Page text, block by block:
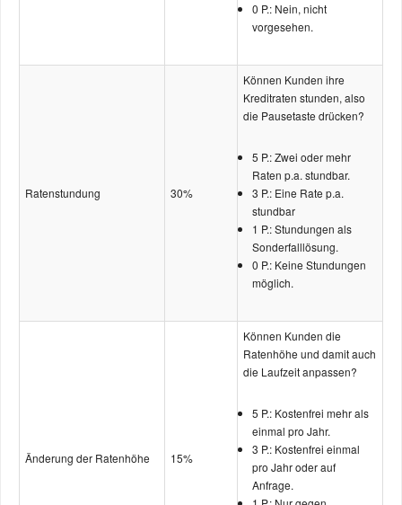
0 P.: Nein, nicht
vorgesehen.
Ratenstundung 30%
Können Kunden ihre
Kreditraten stunden, also
die Pausetaste drücken?
5 P.: Zwei oder mehr
Raten p.a. stundbar.
3 P.: Eine Rate p.a.
stundbar
1 P.: Stundungen als
Sonderfalllösung.
0 P.: Keine Stundungen
möglich.
Änderung der Ratenhöhe 15%
Können Kunden die
Ratenhöhe und damit auch
die Laufzeit anpassen?
5 P.: Kostenfrei mehr als
einmal pro Jahr.
3 P.: Kostenfrei einmal
pro Jahr oder auf
Anfrage.